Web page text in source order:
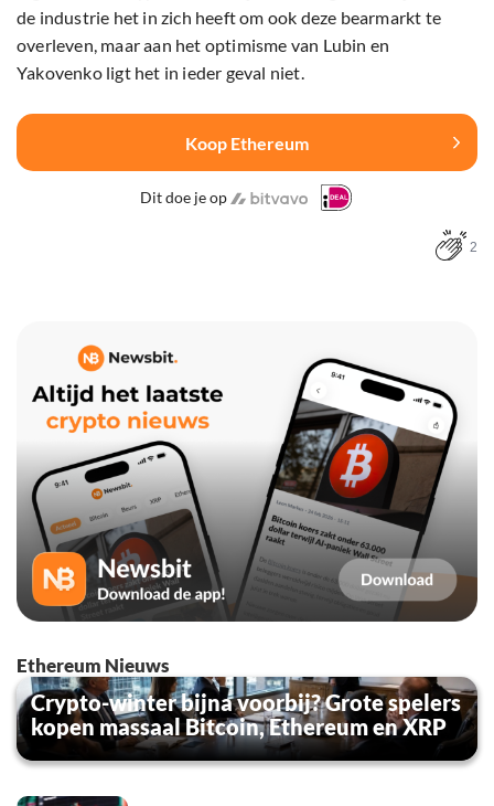
de industrie het in zich heeft om ook deze bearmarkt te
overleven, maar aan het optimisme van Lubin en
Yakovenko ligt het in ieder geval niet.
Koop Ethereum
Dit doe je op
2
Ethereum Nieuws
Crypto-winter bijna voorbij? Grote spelers
kopen massaal Bitcoin, Ethereum en XRP